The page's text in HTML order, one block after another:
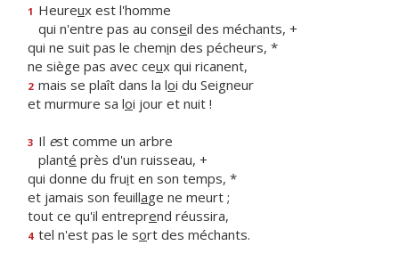
1 Heureux est l'homme
qui n'entre pas au conseil des méchants, +
qui ne suit pas le chemin des pécheurs, *
ne siège pas avec ceux qui ricanent,
2 mais se plaît dans la loi du Seigneur
et murmure sa loi jour et nuit !
3 Il est comme un arbre
planté près d'un ruisseau, +
qui donne du fruit en son temps, *
et jamais son feuillage ne meurt ;
tout ce qu'il entreprend réussira,
4 tel n'est pas le sort des méchants.